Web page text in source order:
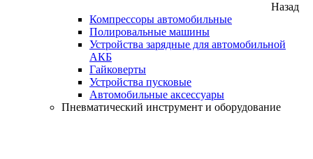
Назад
Компрессоры автомобильные
Полировальные машины
Устройства зарядные для автомобильной
АКБ
Гайковерты
Устройства пусковые
Автомобильные аксессуары
Пневматический инструмент и оборудование